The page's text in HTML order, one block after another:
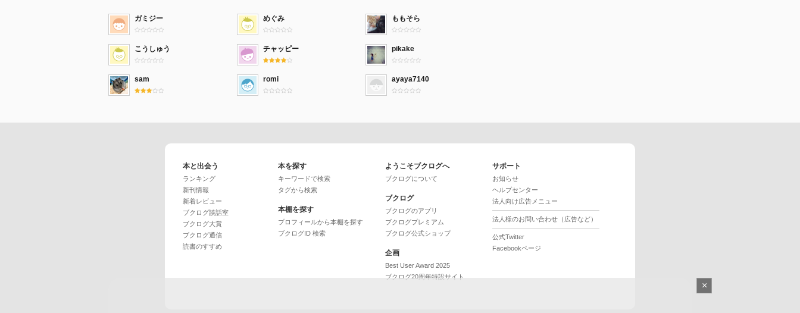
ガミジー めぐみ ももそら
こうしゅう チャッピー pikake
sam romi ayaya7140
本と出会う
ランキング
新刊情報
新着レビュー
ブクログ談話室
ブクログ大賞
ブクログ通信
読書のすすめ
本を探す
キーワードで検索
タグから検索
本棚を探す
プロフィールから本棚を探す
ブクログID 検索
ようこそブクログへ
ブクログについて
ブクログ
ブクログのアプリ
ブクログプレミアム
ブクログ公式ショップ
企画
Best User Award 2025
ブクログ20周年特設サイト
サポート
お知らせ
ヘルプセンター
法人向け広告メニュー
法人様のお問い合わせ（広告など）
公式Twitter
Facebookページ
×